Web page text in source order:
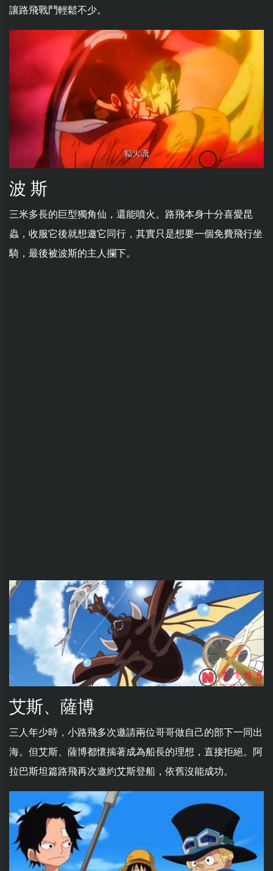
讓路飛戰鬥輕鬆不少。
波 斯
三米多長的巨型獨角仙，還能噴火。路飛本身十分喜愛昆
蟲，收服它後就想邀它同行，其實只是想要一個免費飛行坐
騎，最後被波斯的主人攔下。
艾斯、薩博
三人年少時，小路飛多次邀請兩位哥哥做自己的部下一同出
海。但艾斯、薩博都懷揣著成為船長的理想，直接拒絕。阿
拉巴斯坦篇路飛再次邀約艾斯登船，依舊沒能成功。